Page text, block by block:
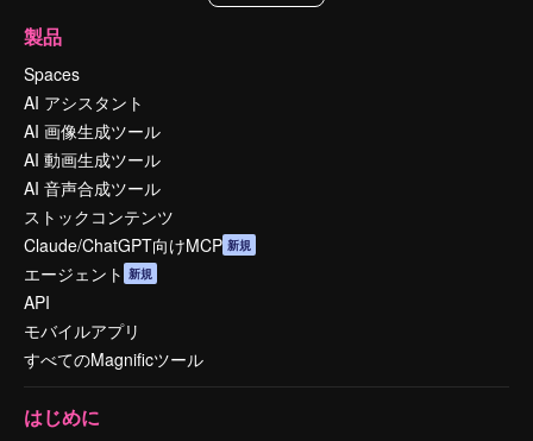
製品
Spaces
AI アシスタント
AI 画像生成ツール
AI 動画生成ツール
AI 音声合成ツール
ストックコンテンツ
Claude/ChatGPT向けMCP 新規
エージェント 新規
API
モバイルアプリ
すべてのMagnificツール
はじめに